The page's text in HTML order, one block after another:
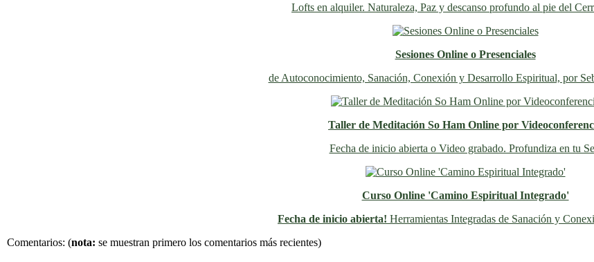
Lofts en alquiler. Naturaleza, Paz y descanso profundo al pie del
Sesiones Online o Presenciales
de Autoconocimiento, Sanación, Conexión y Desarrollo Espiritual, por
Taller de Meditación So Ham Online por
Fecha de inicio abierta o Video grabado. Profundiza en tu
Curso Online 'Camino Espiritual Integrado'
Fecha de inicio abierta! Herramientas Integradas de Sanación y
Comentarios: (nota: se muestran primero los comentarios más recientes)